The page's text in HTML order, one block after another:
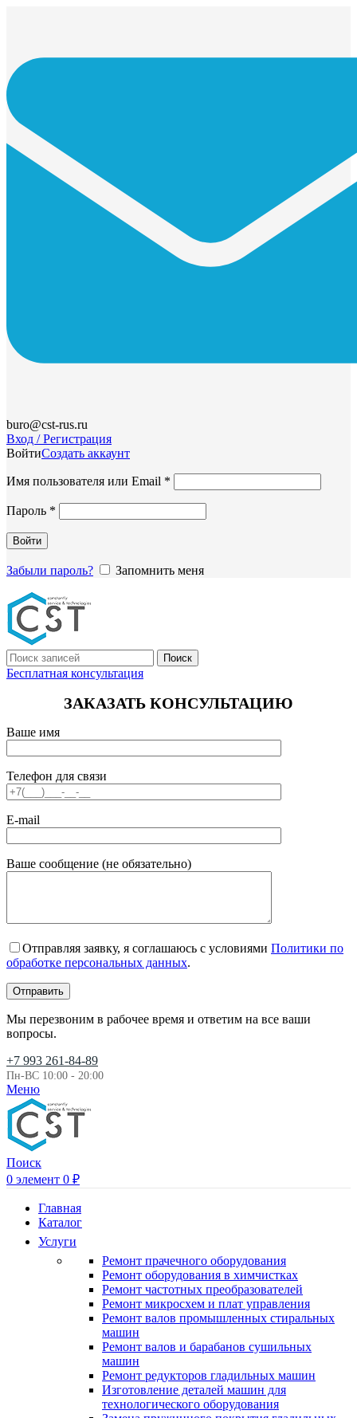
buro@cst-rus.ru
Вход / Регистрация
ВойтиСоздать аккаунт
Имя пользователя или Email *
Пароль *
Войти
Забыли пароль? Запомнить меня
Поиск
Бесплатная консультация
ЗАКАЗАТЬ КОНСУЛЬТАЦИЮ
Ваше имя
Телефон для связи
E-mail
Ваше сообщение (не обязательно)
Отправляя заявку, я соглашаюсь с условиями Политики по
обработке персональных данных.
Мы перезвоним в рабочее время и ответим на все ваши
вопросы.
+7 993 261-84-89
Пн-ВС 10:00 - 20:00
Меню
Поиск
0 элемент 0 ₽
Главная
Каталог
Услуги
Ремонт прачечного оборудования
Ремонт оборудования в химчистках
Ремонт частотных преобразователей
Ремонт микросхем и плат управления
Ремонт валов промышленных стиральных
машин
Ремонт валов и барабанов сушильных
машин
Ремонт редукторов гладильных машин
Изготовление деталей машин для
технологического оборудования